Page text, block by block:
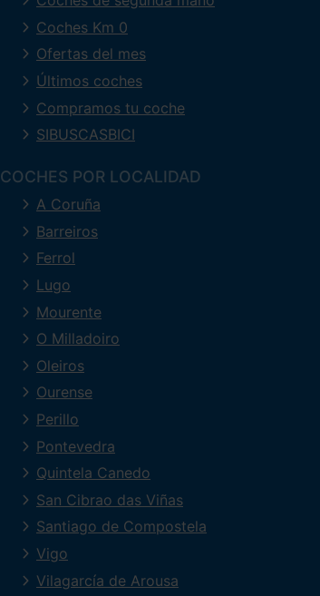
Coches Km 0
Ofertas del mes
Últimos coches
Compramos tu coche
SIBUSCASBICI
COCHES POR LOCALIDAD
A Coruña
Barreiros
Ferrol
Lugo
Mourente
O Milladoiro
Oleiros
Ourense
Perillo
Pontevedra
Quintela Canedo
San Cibrao das Viñas
Santiago de Compostela
Vigo
Vilagarcía de Arousa